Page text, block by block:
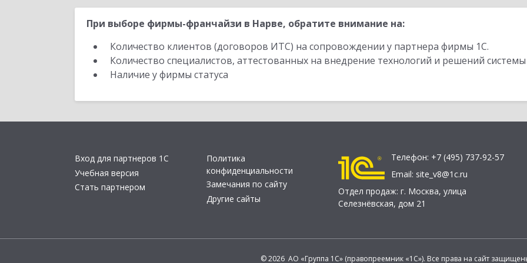
При выборе фирмы-франчайзи в Нарве, обратите внимание на:
Количество клиентов (договоров ИТС) на сопровождении у партнера фирмы 1С.
Количество специалистов, аттестованных на внедрение технологий и решений
Наличие у фирмы статуса
Вход для партнеров 1С
Учебная версия
Стать партнером
Политика
конфиденциальности
Замечания по сайту
Другие сайты
Телефон: +7 (495) 737-92-57
Email: site_v8@1c.ru
Отдел продаж: г. Москва, улица
Селезнёвская, дом 21
© 2026 АО «Группа 1С» (правопреемник «1С»). Все права на сайт